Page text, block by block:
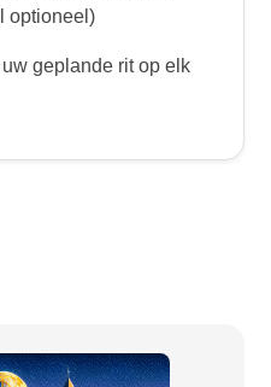
optioneel)
geplande rit op elk